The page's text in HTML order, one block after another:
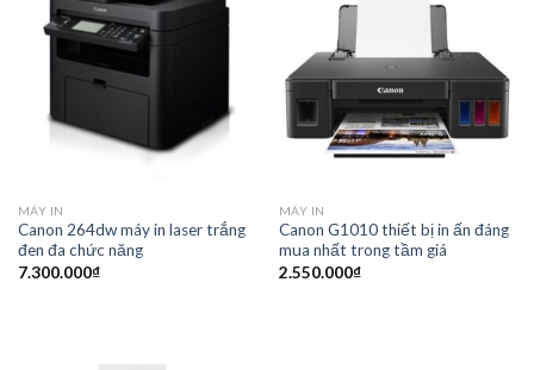
MÁY IN
Canon 264dw máy in laser trắng
đen đa chức năng
7.300.000₫
MÁY IN
Canon G1010 thiết bị in ấn đáng
mua nhất trong tầm giá
2.550.000₫